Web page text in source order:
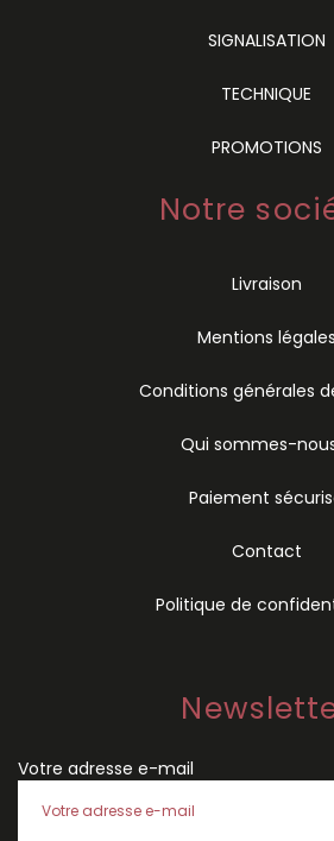
SIGNALISATION
TECHNIQUE
PROMOTIONS
Notre
Livraison
Mentions légales
Conditions générales
Qui sommes-
Paiement
Contact
Politique de
Votre adresse e-mail